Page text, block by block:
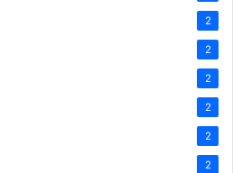
2
2
2
2
2
2